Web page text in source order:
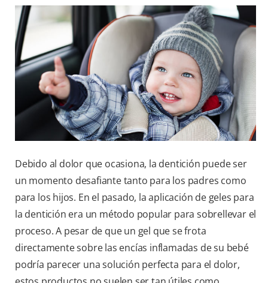
PARA PROFESIONALES
CUPONES
DONDE COMPRAR
MX (ES)
Debido al dolor que ocasiona, la dentición puede ser
un momento desafiante tanto para los padres como
para los hijos. En el pasado, la aplicación de geles para
la dentición era un método popular para sobrellevar el
proceso. A pesar de que un gel que se frota
directamente sobre las encías inflamadas de su bebé
podría parecer una solución perfecta para el dolor,